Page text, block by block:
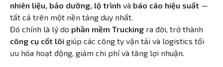
nhiên liệu, bảo dưỡng, lộ trình và báo cáo hiệu suất —
tất cả trên một nền tảng duy nhất.
Đó chính là lý do phần mềm Trucking ra đời, trở thành
công cụ cốt lõi giúp các công ty vận tải và logistics tối
ưu hóa hoạt động, giảm chi phí và tăng lợi nhuận.